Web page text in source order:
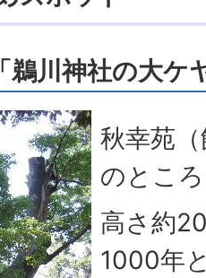
鵜川神社の大ケ
秋幸苑
のとこ
高さ約
1000年